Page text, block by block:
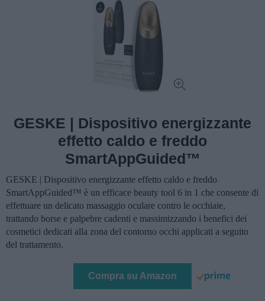
GESKE | Dispositivo energizzante
effetto caldo e freddo
SmartAppGuided™
GESKE | Dispositivo energizzante effetto caldo e freddo
SmartAppGuided™ è un efficace beauty tool 6 in 1 che consente di
effettuare un delicato massaggio oculare contro le occhiaie,
trattando borse e palpebre cadenti e massimizzando i benefici dei
cosmetici dedicati alla zona del contorno occhi applicati a seguito
del trattamento.
Compra su Amazon